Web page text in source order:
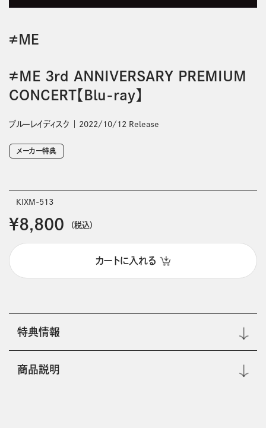
≠ＭＥ
≠ME 3rd ANNIVERSARY PREMIUM
CONCERT【Blu-ray】
ブルーレイディスク 2022/10/12 Release
メーカー特典
KIXM-513
￥8,800 (税込)
カートに入れる
特典情報
商品説明